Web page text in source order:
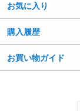
お気に入り
購入履歴
お買い物ガイド